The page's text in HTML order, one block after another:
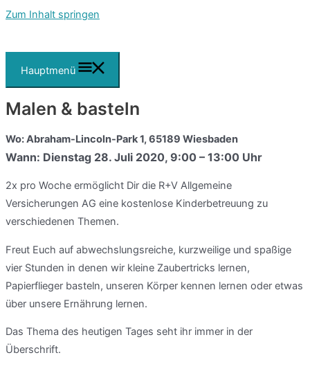
Zum Inhalt springen
Hauptmenü
Malen & basteln
Wo: Abraham-Lincoln-Park 1, 65189 Wiesbaden
Wann: Dienstag 28. Juli 2020, 9:00 – 13:00 Uhr
2x pro Woche ermöglicht Dir die R+V Allgemeine
Versicherungen AG eine kostenlose Kinderbetreuung zu
verschiedenen Themen.
Freut Euch auf abwechslungsreiche, kurzweilige und spaßige
vier Stunden in denen wir kleine Zaubertricks lernen,
Papierflieger basteln, unseren Körper kennen lernen oder etwas
über unsere Ernährung lernen.
Das Thema des heutigen Tages seht ihr immer in der
Überschrift.